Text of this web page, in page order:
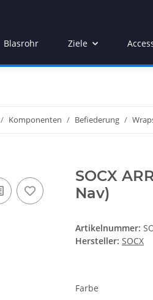
Blasrohr Ziele
Komponenten Befiederung
SOCX
Nav)
Artikelnummer:
Hersteller: SOCX
Farbe